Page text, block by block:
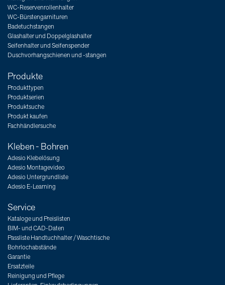
WC-Reservenrollenhalter
WC-Bürstengarnituren
Badetuchstangen
Glashalter und Doppelglashalter
Seifenhalter und Seifenspender
Duschvorhangschienen und -stangen
Produkte
Produkttypen
Produktserien
Produktsuche
Produkt kaufen
Fachhändlersuche
Kleben - Bohren
Adesio Klebelösung
Adesio Montagevideo
Adesio Untergrundliste
Adesio E-Learning
Service
Kataloge und Preislisten
BIM- und CAD-Daten
Passliste Handtuchhalter / Waschtische
Bohrlochabstände
Garantie
Ersatzteile
Reinigung und Pflege